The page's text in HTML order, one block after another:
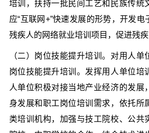
培训，扶持一批民间工艺和民族传统
应“互联网+”快速发展的形势，开发
残疾人的网络就业培训项目，促进残疾
（二）岗位技能提升培训。对用人单
岗位技能提升培训。发挥用人单位培
人单位积极对接当地产业经济的发展
身发展和职工岗位培训需求，依托所
类培训机构，加强与技工院校、公共